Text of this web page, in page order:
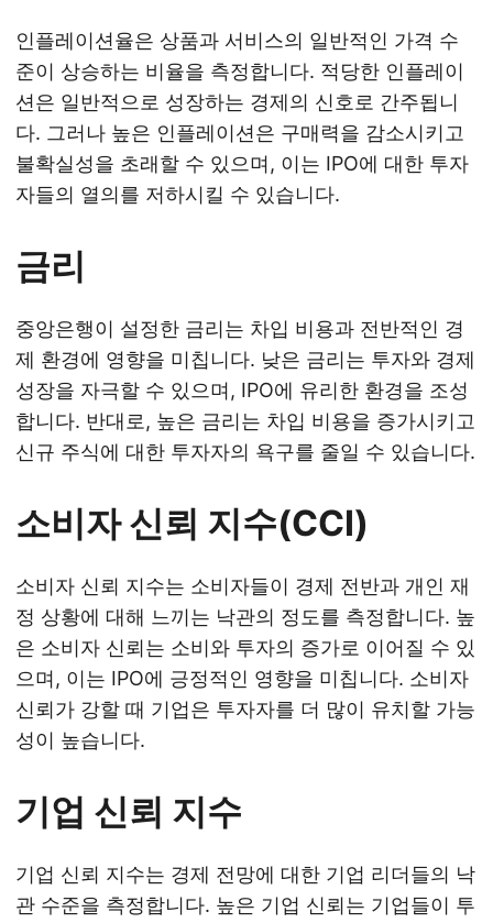
인플레이션율은 상품과 서비스의 일반적인 가격 수
준이 상승하는 비율을 측정합니다. 적당한 인플레이
션은 일반적으로 성장하는 경제의 신호로 간주됩니
다. 그러나 높은 인플레이션은 구매력을 감소시키고
불확실성을 초래할 수 있으며, 이는 IPO에 대한 투자
자들의 열의를 저하시킬 수 있습니다.
금리
중앙은행이 설정한 금리는 차입 비용과 전반적인 경
제 환경에 영향을 미칩니다. 낮은 금리는 투자와 경제
성장을 자극할 수 있으며, IPO에 유리한 환경을 조성
합니다. 반대로, 높은 금리는 차입 비용을 증가시키고
신규 주식에 대한 투자자의 욕구를 줄일 수 있습니다.
소비자 신뢰 지수(CCI)
소비자 신뢰 지수는 소비자들이 경제 전반과 개인 재
정 상황에 대해 느끼는 낙관의 정도를 측정합니다. 높
은 소비자 신뢰는 소비와 투자의 증가로 이어질 수 있
으며, 이는 IPO에 긍정적인 영향을 미칩니다. 소비자
신뢰가 강할 때 기업은 투자자를 더 많이 유치할 가능
성이 높습니다.
기업 신뢰 지수
기업 신뢰 지수는 경제 전망에 대한 기업 리더들의 낙
관 수준을 측정합니다. 높은 기업 신뢰는 기업들이 투